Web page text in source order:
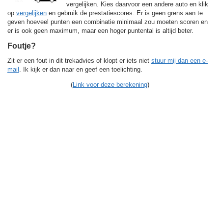
vergelijken. Kies daarvoor een andere auto en klik
op vergelijken en gebruik de prestatiescores. Er is geen grens aan te
geven hoeveel punten een combinatie minimaal zou moeten scoren en
er is ook geen maximum, maar een hoger puntental is altijd beter.
Foutje?
Zit er een fout in dit trekadvies of klopt er iets niet stuur mij dan een e-
mail
. Ik kijk er dan naar en geef een toelichting.
( Link voor deze berekening)